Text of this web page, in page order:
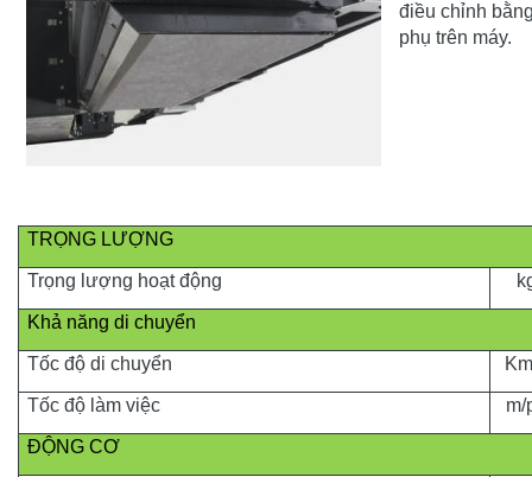
điều chỉnh
phụ trên máy.
TRỌNG LƯỢNG
Trọng lượng hoạt động
Khả năng di chuyển
Tốc độ di chuyển
Tốc độ làm việc m/
ĐỘNG CƠ